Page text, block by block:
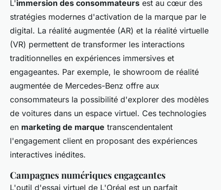
L'immersion des consommateurs est au cœur des
stratégies modernes d'activation de la marque par le
digital. La réalité augmentée (AR) et la réalité virtuelle
(VR) permettent de transformer les interactions
traditionnelles en expériences immersives et
engageantes. Par exemple, le showroom de réalité
augmentée de Mercedes-Benz offre aux
consommateurs la possibilité d'explorer des modèles
de voitures dans un espace virtuel. Ces technologies
en marketing de marque transcendentalent
l'engagement client en proposant des expériences
interactives inédites.
Campagnes numériques engageantes
L'outil d'essai virtuel de L'Oréal est un parfait